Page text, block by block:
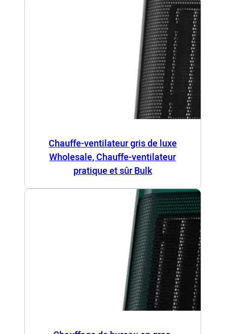
Chauffe-ventilateur gris de luxe
Wholesale, Chauffe-ventilateur
pratique et sûr Bulk